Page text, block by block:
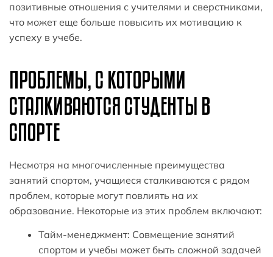
позитивные отношения с учителями и сверстниками,
что может еще больше повысить их мотивацию к
успеху в учебе.
ПРОБЛЕМЫ, С КОТОРЫМИ
СТАЛКИВАЮТСЯ СТУДЕНТЫ В
СПОРТЕ
Несмотря на многочисленные преимущества
занятий спортом, учащиеся сталкиваются с рядом
проблем, которые могут повлиять на их
образование. Некоторые из этих проблем включают:
Тайм-менеджмент: Совмещение занятий
спортом и учебы может быть сложной задачей